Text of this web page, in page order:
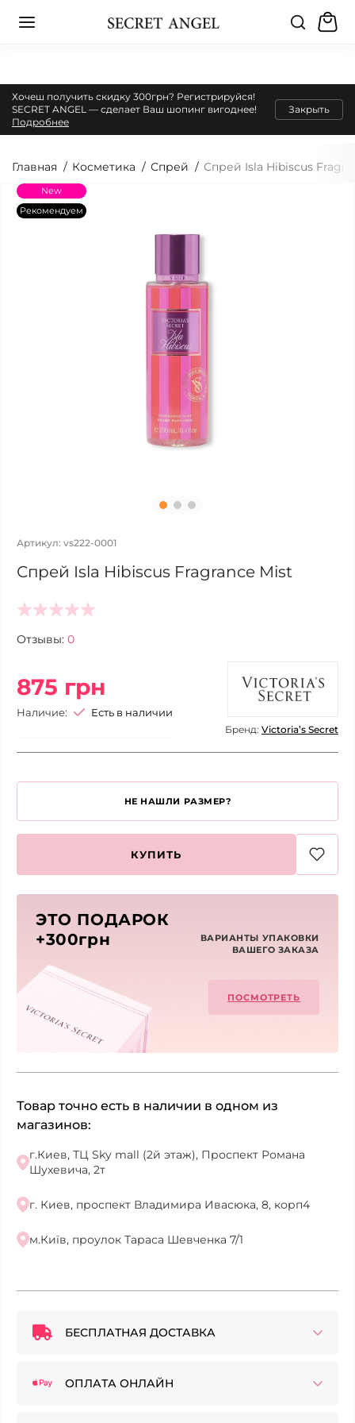
Хочеш получить скидку 300грн? Регистрируйся!
SECRET ANGEL — сделает Ваш шопинг вигоднее!
Подробнее
Закрыть
Главная Косметика Спрей Спрей Isla Hibiscus
New
Рекомендуем
Артикул: vs222-0001
Спрей Isla Hibiscus Fragrance Mist
Отзывы: 0
875 грн
Наличие: Есть в наличии
Бренд: Victoria’s Secret
НЕ НАШЛИ РАЗМЕР?
КУПИТЬ
ЭТО ПОДАРОК
+300грн
ВАРИАНТЫ УПАКОВКИ
ВАШЕГО ЗАКАЗА
ПОСМОТРЕТЬ
Товар точно есть в наличии в одном из
магазинов:
г.Киев, ТЦ Sky mall (2й этаж), Проспект Романа
Шухевича, 2т
г. Киев, проспект Владимира Ивасюка, 8, корп4
м.Київ, проулок Тараса Шевченка 7/1
БЕСПЛАТНАЯ ДОСТАВКА
ОПЛАТА ОНЛАЙН